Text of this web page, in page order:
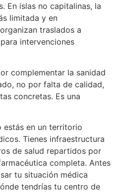
En islas no capitalinas, la
limitada y en
traslados a
intervenciones
complementar la sanidad
no por falta de calidad,
concretas. Es una
estás en un territorio
Tienes infraestructura
de salud repartidos por
completa. Antes
tu situación médica
tendrías tu centro de